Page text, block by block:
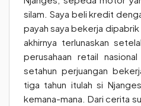
silam. Saya beli kredit
payah saya bekerja dipabrik
akhirnya terlunaskan
perusahaan retail
setahun perjuangan
tiga tahun itulah si
kemana-mana. Dari cerita